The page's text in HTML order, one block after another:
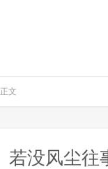
正文
若没风尘往